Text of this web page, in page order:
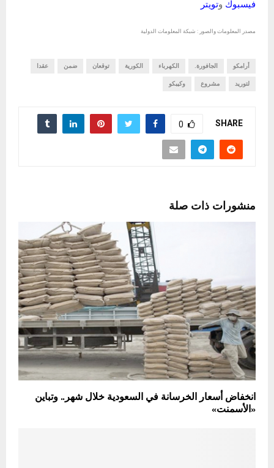
فيسبوك وتويتر
مصدر المعلومات والصور : شبكة المعلومات الدولية
أرامكو الجافورة. الكهرباء الكورية توقعان ضمن عقدا
لتوريد مشروع وكيبكو
SHARE
0
منشورات ذات صلة
انخفاض أسعار الخرسانة في السعودية خلال شهر.. وتباين
«الأسمنت»